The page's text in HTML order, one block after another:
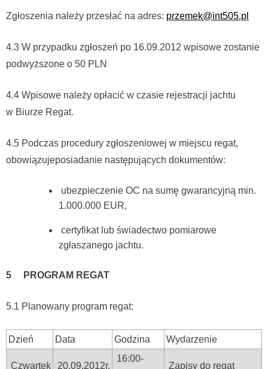
Zgłoszenia należy przesłać na adres: przemek@int505.pl
4.3 W przypadku zgłoszeń po 16.09.2012 wpisowe zostanie
podwyższone o 50 PLN
4.4 Wpisowe należy opłacić w czasie rejestracji jachtu
w Biurze Regat.
4.5 Podczas procedury zgłoszeniowej w miejscu regat,
obowiązujeposiadanie następujących dokumentów:
ubezpieczenie OC na sumę gwarancyjną min.
1.000.000 EUR,
certyfikat lub świadectwo pomiarowe
zgłaszanego jachtu.
5 PROGRAM REGAT
5.1 Planowany program regat:
Dzień Data Godzina Wydarzenie
Czwartek 20.09.2012r.
16:00-
Zapisy do regat